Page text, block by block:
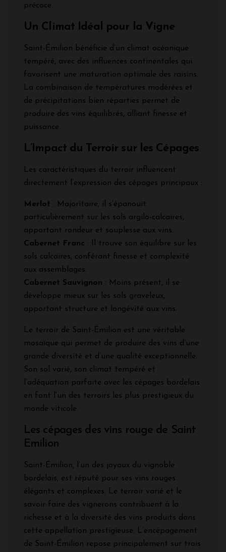
précoce.
Un Climat Idéal pour la Vigne
Saint-Émilion bénéficie d’un climat océanique
tempéré, avec des influences continentales qui
favorisent une maturation optimale des raisins.
La combinaison de températures modérées et
de précipitations bien réparties permet de
produire des vins équilibrés, alliant finesse et
puissance.
L’Impact du Terroir sur les Cépages
Les caractéristiques du terroir influencent
directement l’expression des cépages principaux :
Merlot : Majoritaire, il s’épanouit
particulièrement sur les sols argilo-calcaires,
apportant rondeur et souplesse aux vins.
Cabernet Franc : Il trouve son équilibre sur les
sols calcaires, conférant finesse et complexité
aux assemblages.
Cabernet Sauvignon : Moins présent, il se
développe mieux sur les sols graveleux,
apportant structure et longévité aux vins.
Le terroir de Saint-Émilion est une véritable
mosaïque qui permet de produire des vins d’une
grande diversité et d’une qualité exceptionnelle.
Son sol varié, son climat tempéré et
l’adéquation parfaite avec les cépages bordelais
en font l’un des terroirs les plus prestigieux du
monde viticole.
Les cépages des vins rouge de Saint
Emilion
Saint-Émilion, l’un des joyaux du vignoble
bordelais, est réputé pour ses vins rouges
élégants et complexes. Le terroir varié et le
savoir-faire des vignerons contribuent à la
richesse et à la diversité des vins produits dans
cette appellation prestigieuse. L’encépagement
de Saint-Émilion repose principalement sur trois